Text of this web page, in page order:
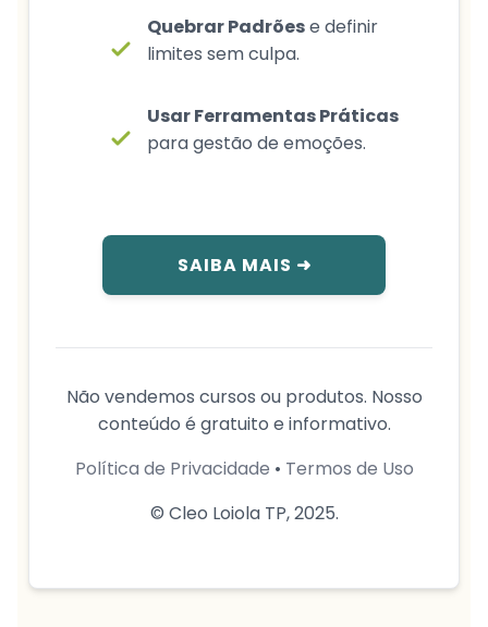
Quebrar Padrõese definir
limites sem culpa.
Usar Ferramentas Práticas
para gestão de emoções.
SAIBA MAIS ➜
Não vendemos cursos ou produtos. Nosso
conteúdo é gratuito e informativo.
Política de Privacidade • Termos de Uso
© Cleo Loiola TP, 2025.